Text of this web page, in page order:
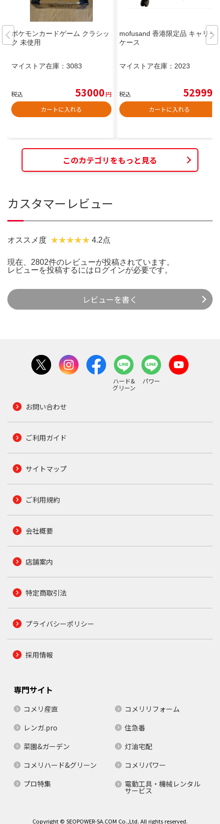
ポケモンカードゲーム クラシッ
ク 未使用
マイストア在庫： 3083
税込 53000円
カートに入れる
mofusand 香港限定品 キャリー
ケース
マイストア在庫： 2023
税込 52999
カートに入れる
このカテゴリをもっと見る
カスタマーレビュー
オススメ度 4.2点
現在、2802件のレビューが投稿されています。
レビューを投稿するには ログインが必要です。
レビューを書く
ハード&
グリーン
パワー
お問い合わせ
ご利用ガイド
サイトマップ
ご利用規約
会社概要
店舗案内
特定商取引法
プライバシーポリシー
採用情報
専門サイト
コメリ産直
コメリリフォーム
レンガ.pro
住急番
菜園&ガーデン
灯油宅配
コメリハード&グリーン
コメリパワー
プロ特集
電動工具・機械レンタル
サービス
Copyright © SEOPOWER-SA.COM Co.,Ltd. All rights reserved.